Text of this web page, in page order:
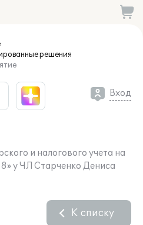
решения
Вход
и налогового учета на
у ЧЛ Cтарченко Дениса
К списку